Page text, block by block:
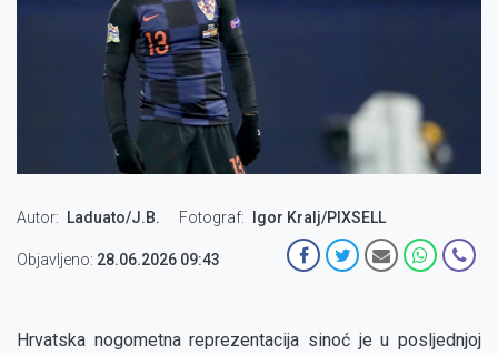
Autor Laduato/J.B. Fotograf Igor Kralj/PIXSELL
Objavljeno: 28.06.2026 09:43
Hrvatska nogometna reprezentacija sinoć je u posljednjoj